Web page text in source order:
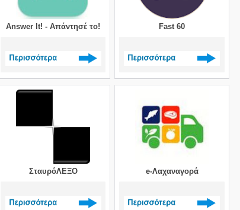
Answer It! - Απάντησέ το!
Δείτε περισσότερα >
Fast 60
Δείτε περισσότερα >
ΣταυρόΛΕΞΟ e-Λαχαναγορά